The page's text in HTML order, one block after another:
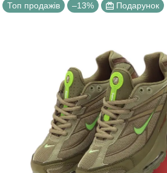
Топ продажів –13% Подарунок